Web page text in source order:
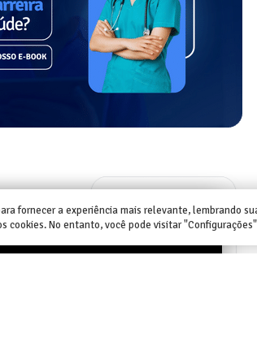
fornecer a experiência mais relevante, lembrando
cookies. No entanto, você pode visitar